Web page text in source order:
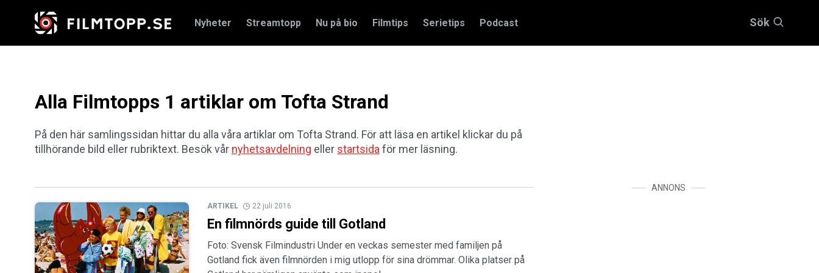
Nyheter Streamtopp Nu på bio Filmtips Serietips Podcast Sök
Alla Filmtopps 1 artiklar om Tofta Strand
På den här samlingssidan hittar du alla våra artiklar om Tofta Strand. För att läsa en artikel klickar du på
tillhörande bild eller rubriktext. Besök vår nyhetsavdelning eller startsida för mer läsning.
ARTIKEL 22 juli 2016
En filmnörds guide till Gotland
Foto: Svensk Filmindustri Under en veckas semester med familjen på
Gotland fick även filmnörden i mig utlopp för sina drömmar. Olika platser på
ANNONS